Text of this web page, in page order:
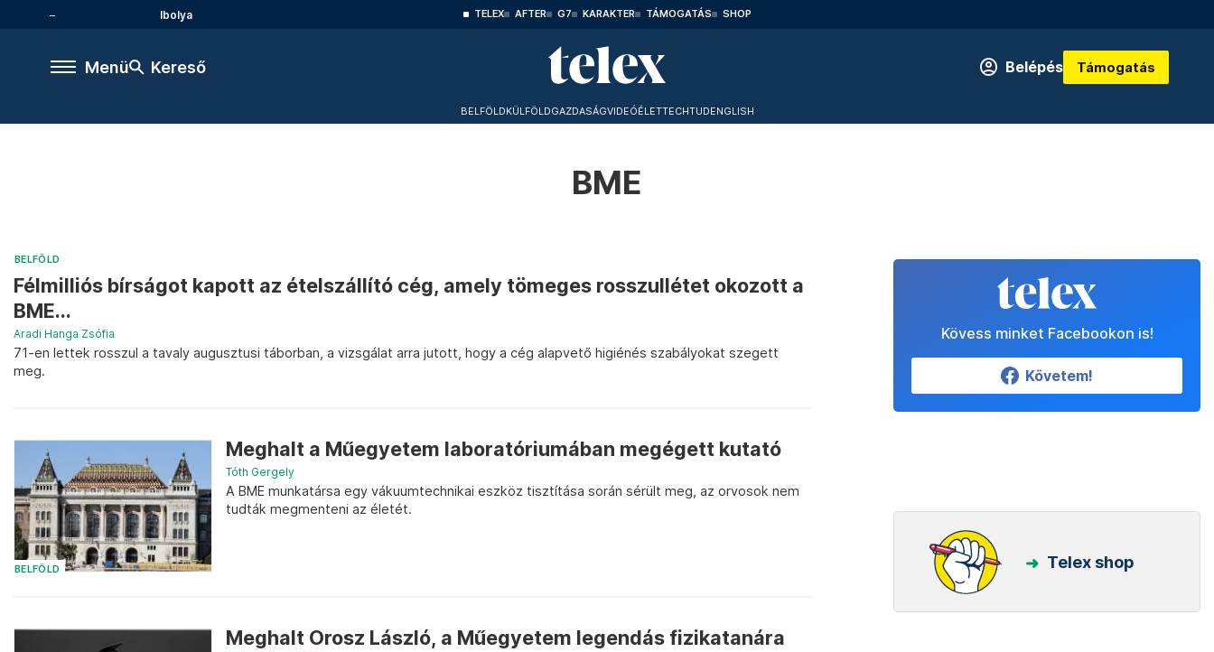
Ibolya TELEX AFTER G7 KARAKTER TÁMOGATÁS SHOP
Menü Kereső Belépés Támogatás
BELFÖLDKÜLFÖLDGAZDASÁGVIDEÓÉLETTECHTUDENGLISH
BME
BELFÖLD
Félmilliós bírságot kapott az ételszállító cég, amely tömeges rosszullétet okozott a
BME...
Aradi Hanga Zsófia
71-en lettek rosszul a tavaly augusztusi táborban, a vizsgálat arra jutott, hogy a cég alapvető higiénés szabályokat szegett
meg.
BELFÖLD
Meghalt a Műegyetem laboratóriumában megégett kutató
Tóth Gergely
A BME munkatársa egy vákuumtechnikai eszköz tisztítása során sérült meg, az orvosok nem
tudták megmenteni az életét.
Meghalt Orosz László, a Műegyetem legendás fizikatanára
Kövess minket Facebookon is!
Követem!
Telex shop